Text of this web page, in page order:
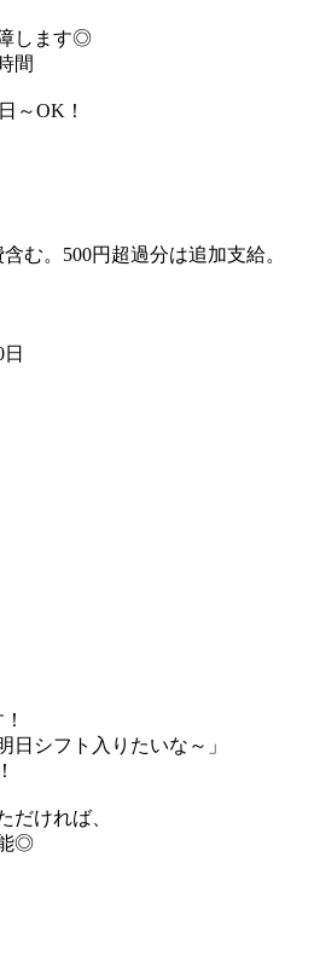
します◎
間
～OK！
む。500円超過分は追加支給。
日シフト入りたいな～」
だければ、
◎